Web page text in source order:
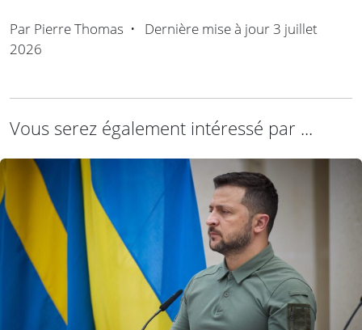
Par Pierre Thomas • Dernière mise à jour 3 juillet
2026
Vous serez également intéressé par ...